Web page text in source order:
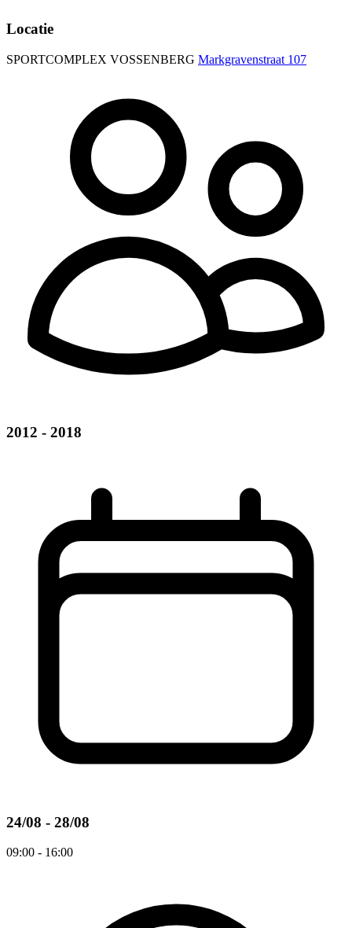
Locatie
SPORTCOMPLEX VOSSENBERG Markgravenstraat 107
2012 - 2018
24/08 - 28/08
09:00 - 16:00